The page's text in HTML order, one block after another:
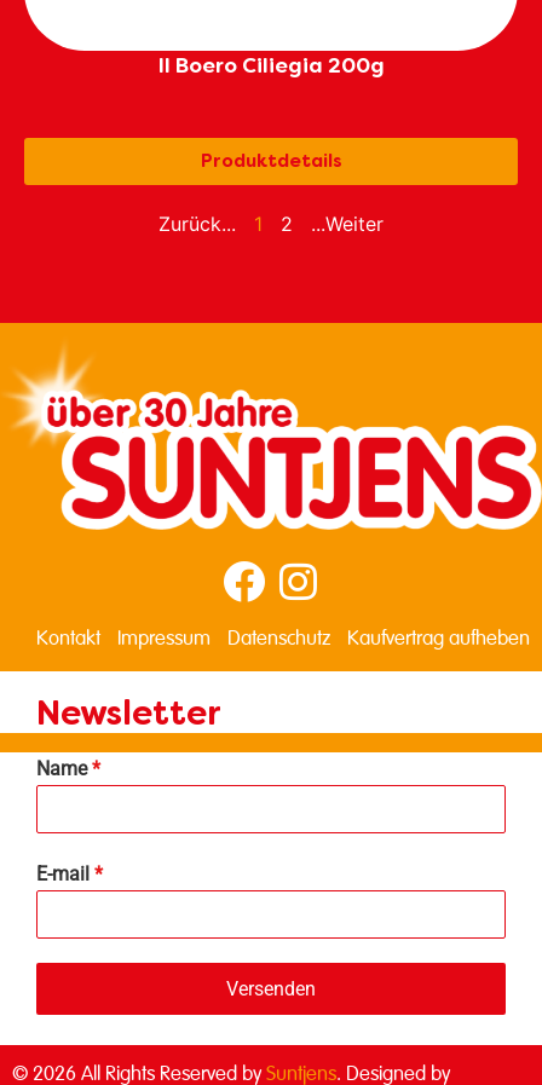
Il Boero Ciliegia 200g
Produktdetails
Zurück... 1 2 ...Weiter
Newsletter
Name*
E-mail *
Versenden
Kontakt Impressum Datenschutz Kaufvertrag aufheben
© 2026 All Rights Reserved bySuntjens. Designed by